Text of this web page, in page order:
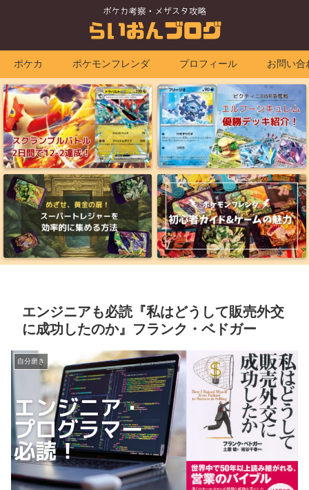
ポケカ ポケモンフレンダ プロフィール お問い合
エンジニアも必読『私はどうして販売外交
に成功したのか』フランク・ベドガー
自分磨き